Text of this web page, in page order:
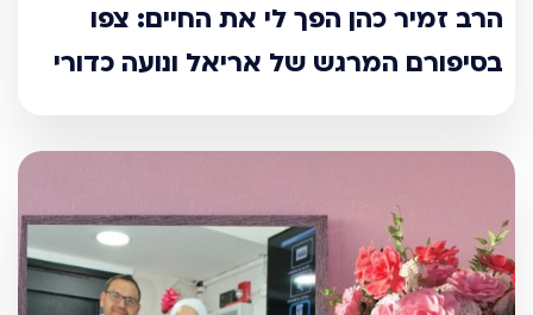
הרב זמיר כהן הפך לי את החיים: צפו
בסיפורם המרגש של אריאל ונועה כדורי